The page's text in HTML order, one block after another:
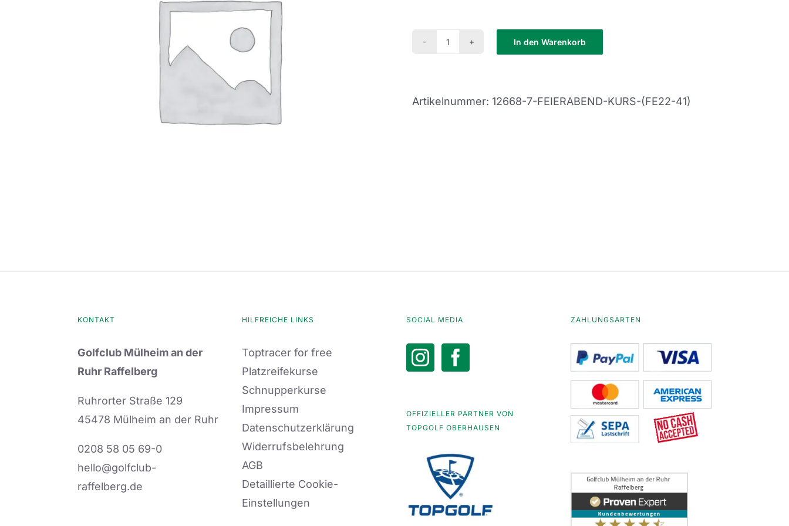
41)
In den Warenkorb
Artikelnummer: 12668-7-FEIERABEND-KURS-(FE22-41)
KONTAKT
Golfclub Mülheim an der
Ruhr Raffelberg
Ruhrorter Straße 129
45478 Mülheim an der Ruhr
0208 58 05 69-0
hello@golfclub-
raffelberg.de
HILFREICHE LINKS
Toptracer for free
Platzreifekurse
Schnupperkurse
Impressum
Datenschutzerklärung
Widerrufsbelehrung
AGB
Detaillierte Cookie-
Einstellungen
SOCIAL MEDIA
OFFIZIELLER PARTNER VON
TOPGOLF OBERHAUSEN
ZAHLUNGSARTEN